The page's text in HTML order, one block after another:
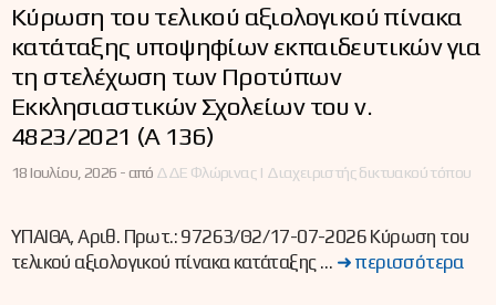
Κύρωση του τελικού αξιολογικού πίνακα
κατάταξης υποψηφίων εκπαιδευτικών για
τη στελέχωση των Προτύπων
Εκκλησιαστικών Σχολείων του ν.
4823/2021 (Α΄ 136)
18 Ιουλίου, 2026 -από ΔΔΕ Φλώρινας | Διαχειριστής δικτυακού τόπου
ΥΠΑΙΘΑ, Αριθ. Πρωτ.: 97263/Θ2/17-07-2026 Κύρωση του
τελικού αξιολογικού πίνακα κατάταξης … ➜ περισσότερα